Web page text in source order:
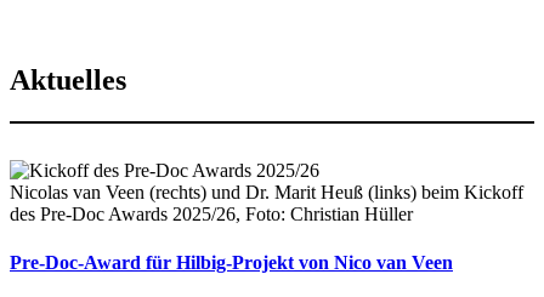
Aktuelles
Nicolas van Veen (rechts) und Dr. Marit Heuß (links) beim Kickoff
des Pre-Doc Awards 2025/26, Foto: Christian Hüller
Pre-Doc-Award für Hilbig-Projekt von Nico van Veen